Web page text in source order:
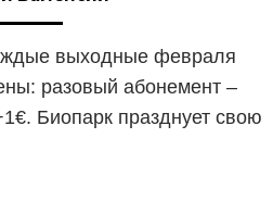
выходные февраля
разовый абонемент –
Биопарк празднует свою